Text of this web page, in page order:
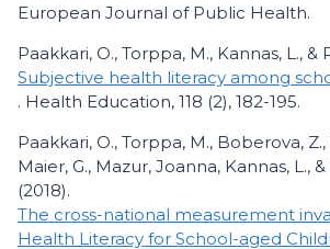
European Journal of Public Health.
Paakkari, O., Torppa, M., Kannas, L., &
Subjective health literacy among
. Health Education, 118 (2), 182-195.
Paakkari, O., Torppa, M., Boberova, Z.,
Maier, G., Mazur, Joanna, Kannas, L.,
(2018).
The cross-national measurement
Health Literacy for School-aged